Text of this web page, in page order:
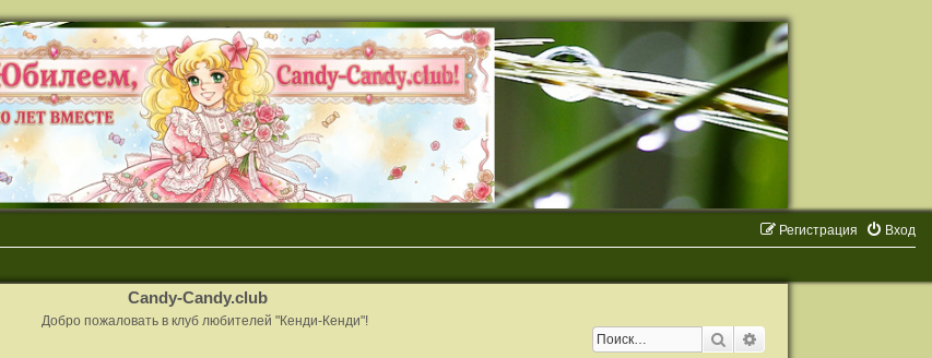
Вход
Регистрация
Candy-Candy.club
Добро пожаловать в клуб любителей "Кенди-Кенди"!
Поиск